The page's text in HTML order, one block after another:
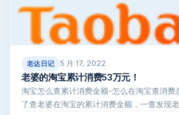
老达日记 5 月 17, 2022
老婆的淘宝累计消费53万元！
淘宝怎么查累计消费金额-怎么在淘宝查消
了查老婆在淘宝的累计消费金额，一查发现